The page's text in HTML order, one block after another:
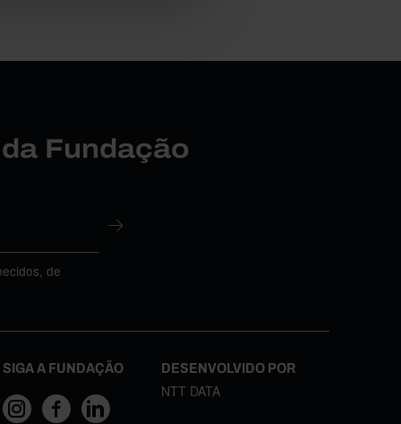
Fundação
de
SIGA A FUNDAÇÃO DESENVOLVIDO POR
NTT DATA